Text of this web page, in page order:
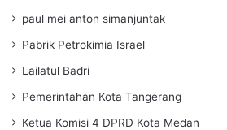
paul mei anton simanjuntak
Pabrik Petrokimia Israel
Lailatul Badri
Pemerintahan Kota Tangerang
Ketua Komisi 4 DPRD Kota Medan